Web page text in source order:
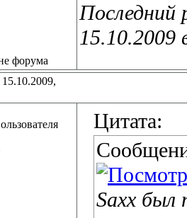
Последний
15.10.2009
15.10.2009,
Цитата:
Saxx был